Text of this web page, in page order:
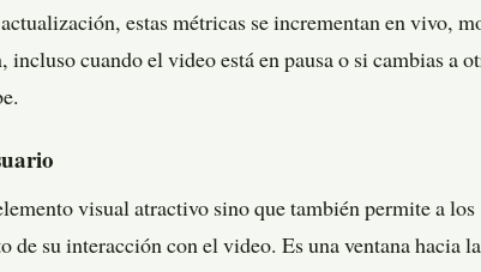
estas métricas se incrementan en vivo,
incluso cuando el video está en pausa o si cambias a
​.
visual atractivo sino que también permite a los
de su interacción con el video. Es una ventana hacia la